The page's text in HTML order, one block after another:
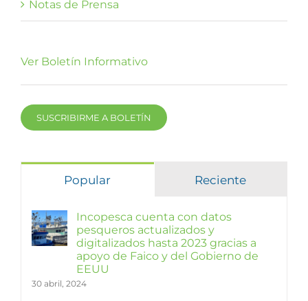
Notas de Prensa
Ver Boletín Informativo
SUSCRIBIRME A BOLETÍN
Popular Reciente
Incopesca cuenta con datos
pesqueros actualizados y
digitalizados hasta 2023 gracias a
apoyo de Faico y del Gobierno de
EEUU
30 abril, 2024